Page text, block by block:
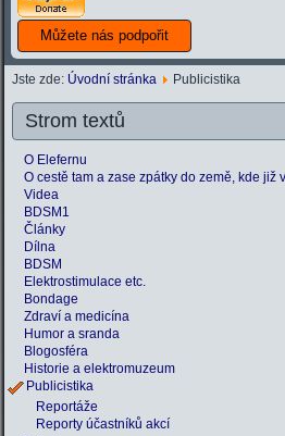
Jste zde: Úvodní stránka Publicistika
Strom textů
O Elefernu
O cestě tam a zase zpátky do země, kde již
Videa
BDSM1
Články
Dílna
BDSM
Elektrostimulace etc.
Bondage
Zdraví a medicína
Humor a sranda
Blogosféra
Historie a elektromuzeum
Publicistika
Reportáže
Reporty účastníků akcí